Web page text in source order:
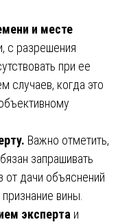
и месте
с разрешения
при ее
случаев, когда это
Важно отметить,
запрашивать
от дачи объяснений
вины.
эксперта и